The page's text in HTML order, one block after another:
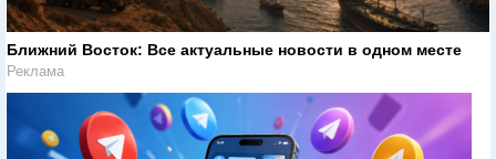
Ближний Восток: Все актуальные новости в одном месте
Реклама